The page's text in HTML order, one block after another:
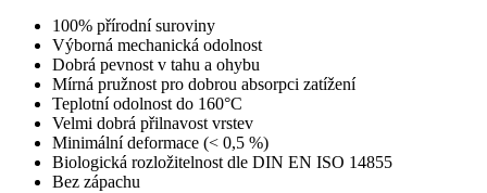
100% přírodní suroviny
Výborná mechanická odolnost
Dobrá pevnost v tahu a ohybu
Mírná pružnost pro dobrou absorpci zatížení
Teplotní odolnost do 160°C
Velmi dobrá přilnavost vrstev
Minimální deformace (< 0,5 %)
Biologická rozložitelnost dle DIN EN ISO 14855
Bez zápachu